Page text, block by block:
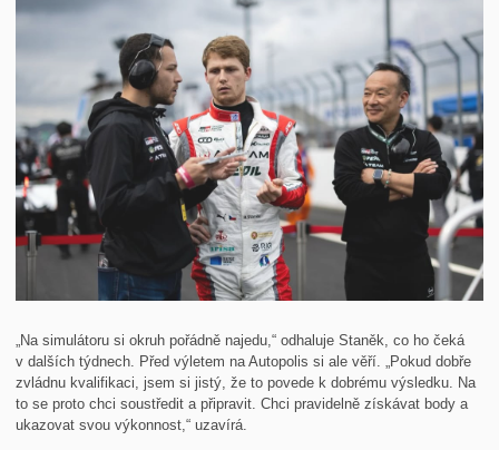
„Na simulátoru si okruh pořádně najedu,“ odhaluje Staněk, co ho čeká
v dalších týdnech. Před výletem na Autopolis si ale věří. „Pokud dobře
zvládnu kvalifikaci, jsem si jistý, že to povede k dobrému výsledku. Na
to se proto chci soustředit a připravit. Chci pravidelně získávat body a
ukazovat svou výkonnost,“ uzavírá.